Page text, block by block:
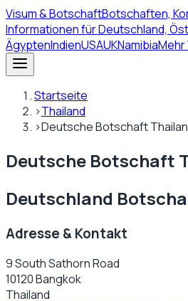
Visum& BotschaftBotschaften,
Informationen für Deutschland,
ÄgyptenIndienUSAUKNamibiaMehr
Startseite
›Thailand
›Deutsche Botschaft
Deutsche Botschaft
Deutschland
Adresse & Kontakt
9 South Sathorn Road
10120 Bangkok
Thailand